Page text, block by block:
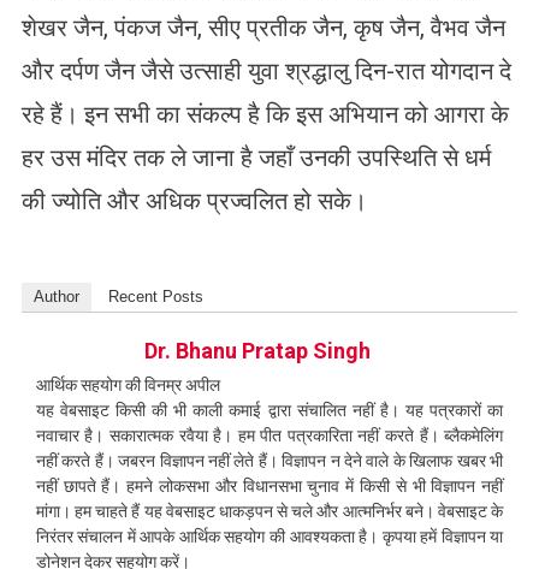
शेखर जैन, पंकज जैन, सीए प्रतीक जैन, कृष जैन, वैभव जैन
और दर्पण जैन जैसे उत्साही युवा श्रद्धालु दिन-रात योगदान दे
रहे हैं। इन सभी का संकल्प है कि इस अभियान को आगरा के
हर उस मंदिर तक ले जाना है जहाँ उनकी उपस्थिति से धर्म
की ज्योति और अधिक प्रज्वलित हो सके।
Author Recent Posts
Dr. Bhanu Pratap Singh
आर्थिक सहयोग की विनम्र अपील
यह वेबसाइट किसी की भी काली कमाई द्वारा संचालित नहीं है। यह पत्रकारों का
नवाचार है। सकारात्मक रवैया है। हम पीत पत्रकारिता नहीं करते हैं। ब्लैकमेलिंग
नहीं करते हैं। जबरन विज्ञापन नहीं लेते हैं। विज्ञापन न देने वाले के खिलाफ खबर भी
नहीं छापते हैं। हमने लोकसभा और विधानसभा चुनाव में किसी से भी विज्ञापन नहीं
मांगा। हम चाहते हैं यह वेबसाइट धाकड़पन से चले और आत्मनिर्भर बने। वेबसाइट के
निरंतर संचालन में आपके आर्थिक सहयोग की आवश्यकता है। कृपया हमें विज्ञापन या
डोनेशन देकर सहयोग करें।